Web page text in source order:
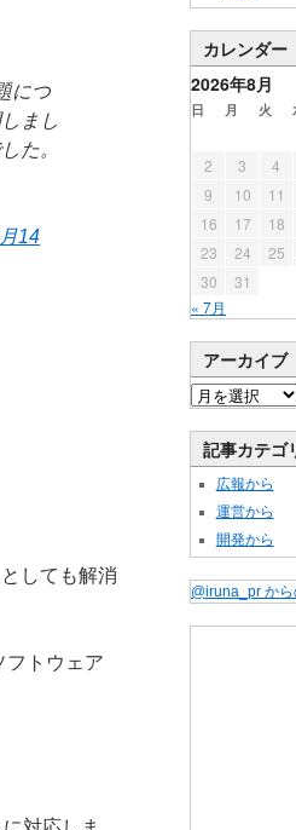
につ
まし
た。
14
しても解消
フトウェア
カレンダー
2026年8月
日 月 火
« 7月
2
3 4
9
10 11
16
17 18
23
24 25
30
31
アーカイブ
記事カテゴ
広報から
運営から
開発から
@iruna_pr から